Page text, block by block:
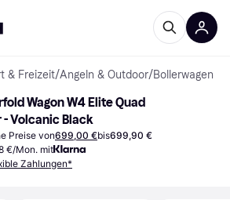
& Freizeit/Angeln & Outdoor/Bollerwagen
Wagon W4 Elite Quad
- Volcanic Black
Preise von699,00 €bis699,90 €
€/Mon. mit
Zahlungen*